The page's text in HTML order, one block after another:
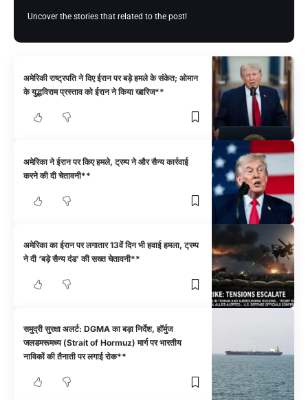
Uncover the stories that related to the post!
अमेरिकी राष्ट्रपति ने दिए ईरान पर बड़े हमले के संकेत; ओमान
के युद्धविराम प्रस्ताव को ईरान ने किया खारिज**
अमेरिका ने ईरान पर किए हमले, ट्रम्प ने और सैन्य कार्रवाई
करने की दी चेतावनी**
अमेरिका का ईरान पर लगातार 13वें दिन भी हवाई हमला, ट्रम्प
ने दी ‘बड़े सैन्य दंड’ की सख्त चेतावनी**
समुद्री सुरक्षा अलर्ट: DGMA का बड़ा निर्देश, हॉर्मुज
जलडमरूमध्य (Strait of Hormuz) मार्ग पर भारतीय
नाविकों की तैनाती पर लगाई रोक**